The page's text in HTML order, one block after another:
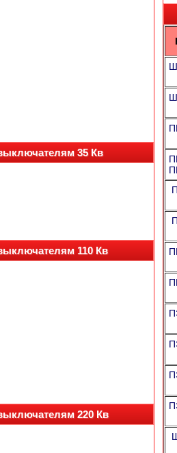
35 Кв
110 Кв
220 Кв